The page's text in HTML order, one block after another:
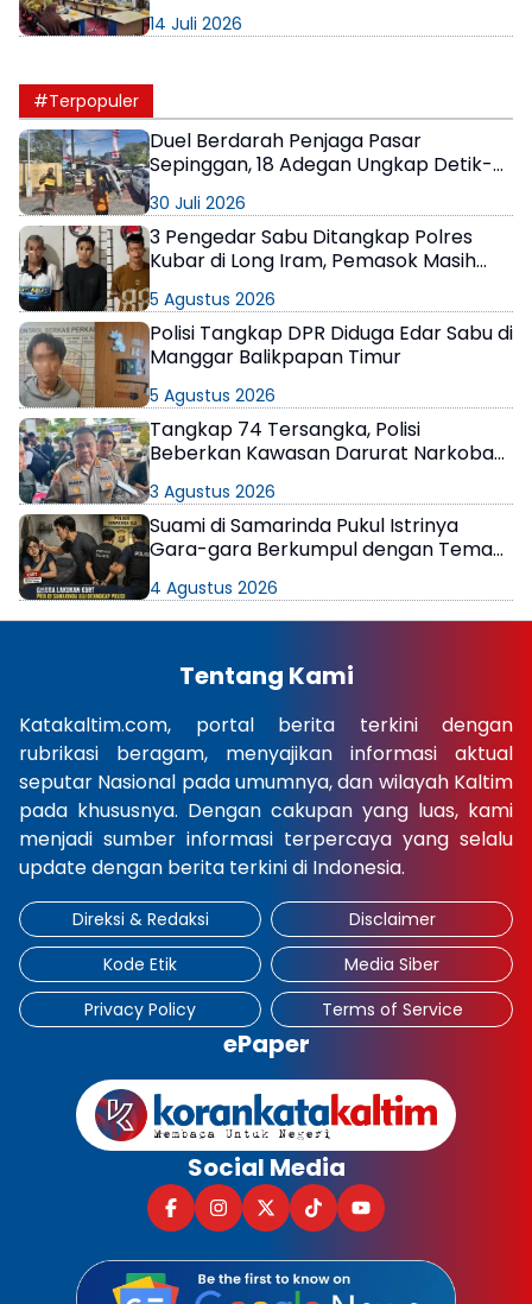
14 Juli 2026
#Terpopuler
Duel Berdarah Penjaga Pasar
Sepinggan, 18 Adegan Ungkap Detik-
30 Juli 2026
3 Pengedar Sabu Ditangkap Polres
Kubar di Long Iram, Pemasok Masih
5 Agustus 2026
Polisi Tangkap DPR Diduga Edar Sabu di
Manggar Balikpapan Timur
5 Agustus 2026
Tangkap 74 Tersangka, Polisi
Beberkan Kawasan Darurat Narkoba
3 Agustus 2026
Suami di Samarinda Pukul Istrinya
Gara-gara Berkumpul dengan Teman
4 Agustus 2026
Tentang Kami
Katakaltim.com, portal berita terkini dengan
rubrikasi beragam, menyajikan informasi aktual
seputar Nasional pada umumnya, dan wilayah Kaltim
pada khususnya. Dengan cakupan yang luas, kami
menjadi sumber informasi terpercaya yang selalu
update dengan berita terkini di Indonesia.
Direksi & Redaksi
Disclaimer
Kode Etik
Media Siber
Privacy Policy
Terms of Service
ePaper
Social Media